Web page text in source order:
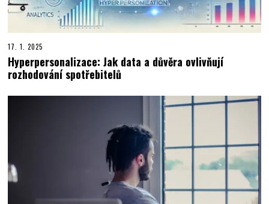
17. 1. 2025
Hyperpersonalizace: Jak data a důvěra ovlivňují
rozhodování spotřebitelů